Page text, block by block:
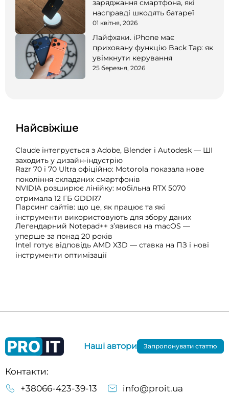
заряджання смартфона, які
насправді шкодять батареї
01 квітня, 2026
Лайфхаки. iPhone має
приховану функцію Back Tap: як
увімкнути керування
25 березня, 2026
Найсвіжіше
Claude інтегрується з Adobe, Blender і Autodesk — ШІ
заходить у дизайн-індустрію
Razr 70 і 70 Ultra офіційно: Motorola показала нове
покоління складаних смартфонів
NVIDIA розширює лінійку: мобільна RTX 5070
отримала 12 ГБ GDDR7
Парсинг сайтів: що це, як працює та які
інструменти використовують для збору даних
Легендарний Notepad++ з’явився на macOS —
уперше за понад 20 років
Intel готує відповідь AMD X3D — ставка на ПЗ і нові
інструменти оптимізації
Контакти:
+38066-423-39-13
info@proit.ua
Наші автори Запропонувати статтю